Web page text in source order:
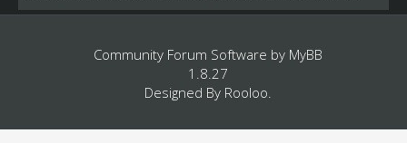
Community Forum Software by MyBB
1.8.27
Designed By Rooloo.